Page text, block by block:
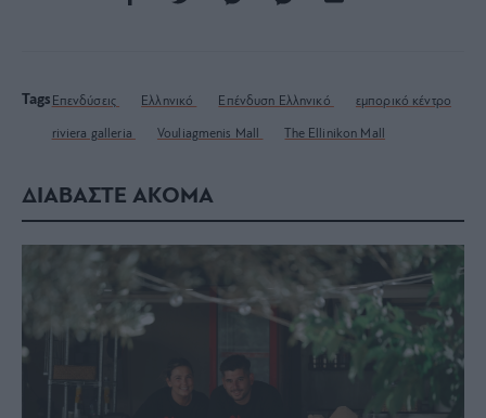
Tags Επενδύσεις Ελληνικό Επένδυση Ελληνικό εμπορικό κέντρο
riviera galleria Vouliagmenis Mall The Ellinikon Mall
ΔΙΑΒΑΣΤΕ ΑΚΟΜΑ